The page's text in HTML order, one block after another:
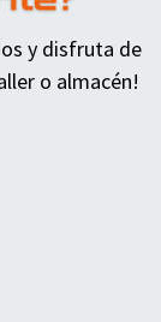
y disfruta de
o almacén!